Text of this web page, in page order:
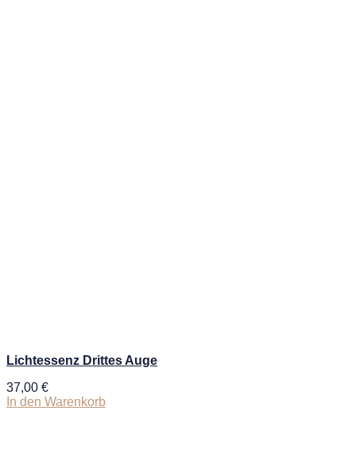
Lichtessenz Drittes Auge
37,00 €
In den Warenkorb